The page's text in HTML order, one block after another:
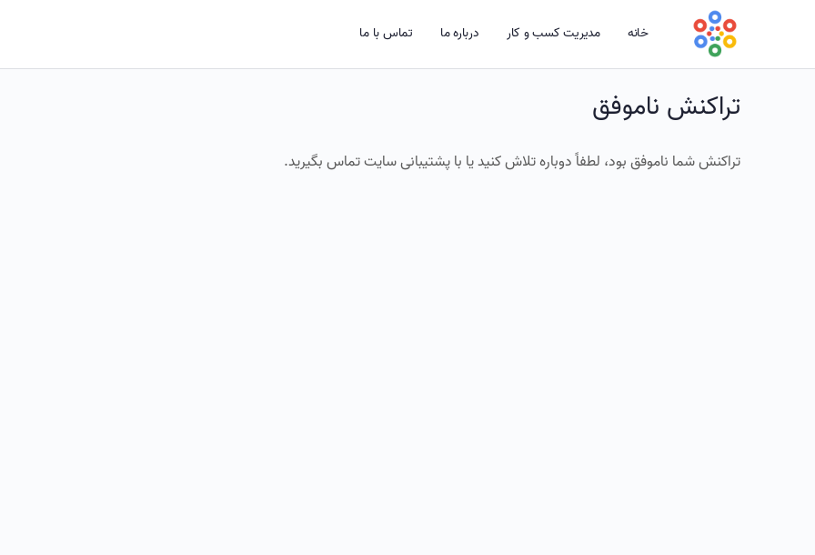
خانه مدیریت کسب و کار درباره ما تماس با ما
تراکنش ناموفق
تراکنش شما ناموفق بود، لطفاً دوباره تلاش کنید یا با پشتیبانی سایت تماس بگیرید.